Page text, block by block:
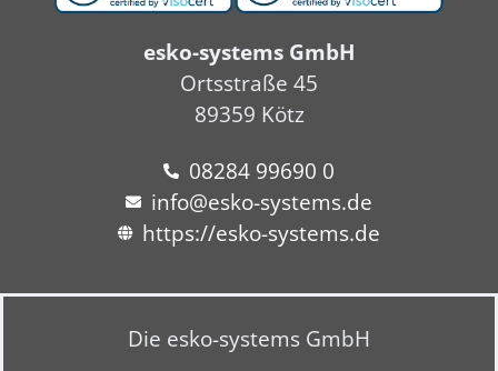
esko-systems GmbH
Ortsstraße 45
89359 Kötz
08284 99690 0
info@esko-systems.de
https://esko-systems.de
Die esko-systems GmbH